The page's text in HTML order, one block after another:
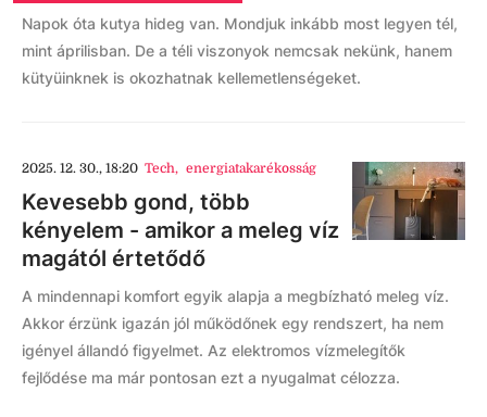
Napok óta kutya hideg van. Mondjuk inkább most legyen tél,
mint áprilisban. De a téli viszonyok nemcsak nekünk, hanem
kütyüinknek is okozhatnak kellemetlenségeket.
2025. 12. 30., 18:20 Tech, energiatakarékosság
Kevesebb gond, több
kényelem - amikor a meleg víz
magától értetődő
A mindennapi komfort egyik alapja a megbízható meleg víz.
Akkor érzünk igazán jól működőnek egy rendszert, ha nem
igényel állandó figyelmet. Az elektromos vízmelegítők
fejlődése ma már pontosan ezt a nyugalmat célozza.